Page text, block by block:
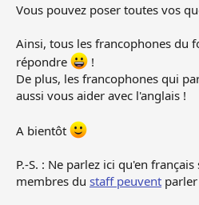
Vous pouvez poser toutes vos
Ainsi, tous les francophones du
répondre
!
De plus, les francophones qui
aussi vous aider avec l'anglais !
A bientôt
P.-S. : Ne parlez ici qu'en
membres du staff peuvent